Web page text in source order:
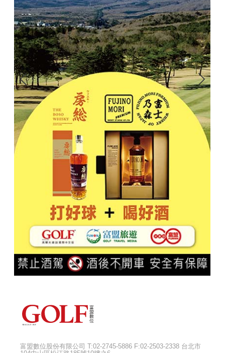
富盟數位股份有限公司 T:02-2745-5886 F:02-2503-2338 台北市